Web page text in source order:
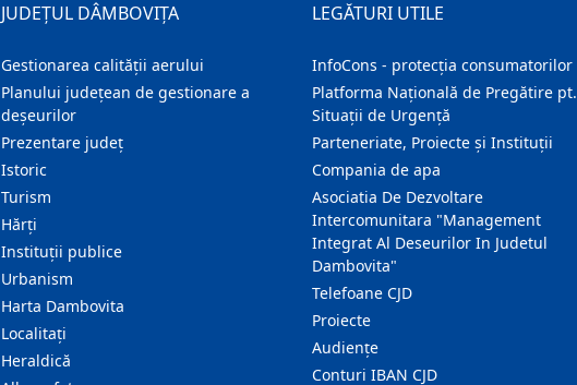
JUDEȚUL DÂMBOVIȚA
Gestionarea calității aerului
Planului județean de gestionare a
deșeurilor
Prezentare judeţ
Istoric
Turism
Hărţi
Instituţii publice
Urbanism
Harta Dambovita
Localitaţi
Heraldică
LEGĂTURI UTILE
InfoCons - protecția consumatorilor
Platforma Națională de Pregătire pt.
Situații de Urgență
Parteneriate, Proiecte și Instituții
Compania de apa
Asociatia De Dezvoltare
Intercomunitara "Management
Integrat Al Deseurilor In Judetul
Dambovita"
Telefoane CJD
Proiecte
Audienţe
Conturi IBAN CJD